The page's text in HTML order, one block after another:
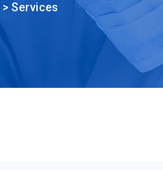
> Services